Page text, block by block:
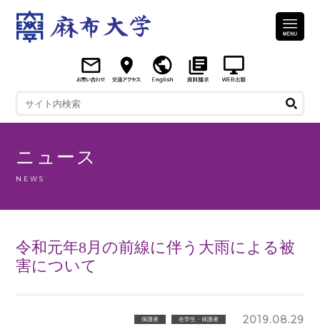
ニュース
NEWS
令和元年8月の前線に伴う大雨による被
害について
保護者 在学生・保護者 2019.08.29